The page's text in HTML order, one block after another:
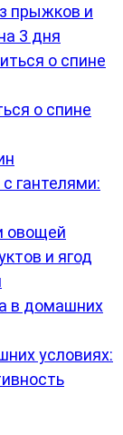
прыжков и
3 дня
о спине
гантелями:
и ягод
условиях: